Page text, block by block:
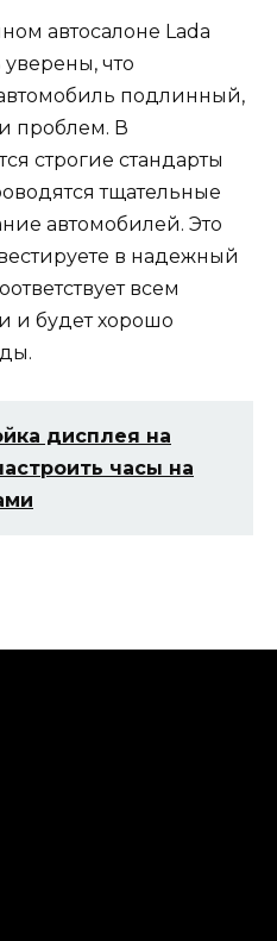
автосалоне Lada
что
подлинный,
проблем. В
строгие стандарты
тщательные
автомобилей. Это
в надежный
всем
и будет хорошо
дисплея на
часы на